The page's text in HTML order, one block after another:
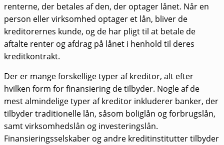
renterne, der betales af den, der optager lånet. Når en
person eller virksomhed optager et lån, bliver de
kreditorernes kunde, og de har pligt til at betale de
aftalte renter og afdrag på lånet i henhold til deres
kreditkontrakt.
Der er mange forskellige typer af kreditor, alt efter
hvilken form for finansiering de tilbyder. Nogle af de
mest almindelige typer af kreditor inkluderer banker, der
tilbyder traditionelle lån, såsom boliglån og forbrugslån,
samt virksomhedslån og investeringslån.
Finansieringsselskaber og andre kreditinstitutter tilbyder